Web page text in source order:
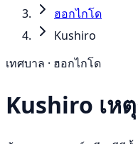
ฮอกไกโด
Kushiro
เทศบาล · ฮอกไกโด
Kushiro เห